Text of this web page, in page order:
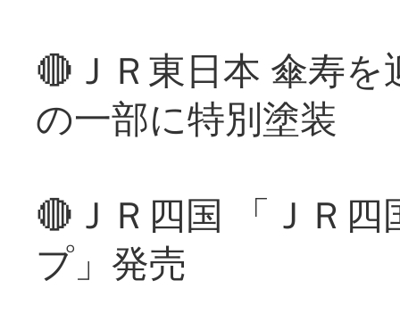
🔴ＪＲ東日本 傘寿
の一部に特別塗装
🔴ＪＲ四国 「ＪＲ
プ」発売